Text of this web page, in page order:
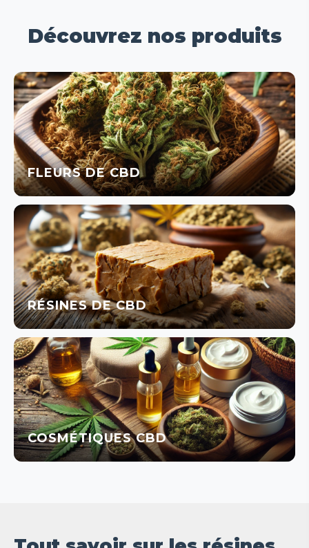
Découvrez nos produits
FLEURS DE CBD
RÉSINES DE CBD
COSMÉTIQUES CBD